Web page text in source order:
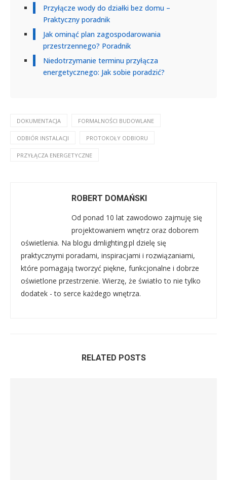
Przyłącze wody do działki bez domu –
Praktyczny poradnik
Jak ominąć plan zagospodarowania
przestrzennego? Poradnik
Niedotrzymanie terminu przyłącza
energetycznego: Jak sobie poradzić?
DOKUMENTACJA FORMALNOŚCI BUDOWLANE
ODBIÓR INSTALACJI PROTOKOŁY ODBIORU
PRZYŁĄCZA ENERGETYCZNE
ROBERT DOMAŃSKI
Od ponad 10 lat zawodowo zajmuję się
projektowaniem wnętrz oraz doborem
oświetlenia. Na blogu dmlighting.pl dzielę się
praktycznymi poradami, inspiracjami i rozwiązaniami,
które pomagają tworzyć piękne, funkcjonalne i dobrze
oświetlone przestrzenie. Wierzę, że światło to nie tylko
dodatek - to serce każdego wnętrza.
RELATED POSTS